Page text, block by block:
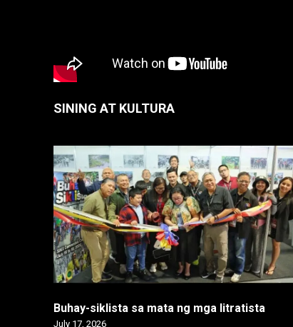
SINING AT KULTURA
Buhay-siklista sa mata ng mga litratista
July 17, 2026